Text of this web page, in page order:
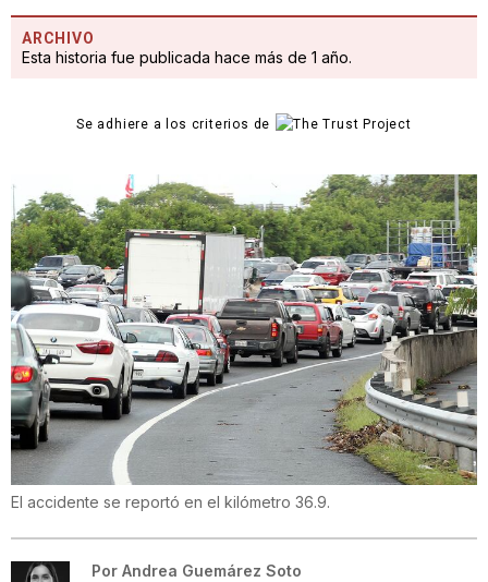
ARCHIVO
Esta historia fue publicada hace más de 1 año.
Se adhiere a los criterios de
El accidente se reportó en el kilómetro 36.9.
Por Andrea Guemárez Soto